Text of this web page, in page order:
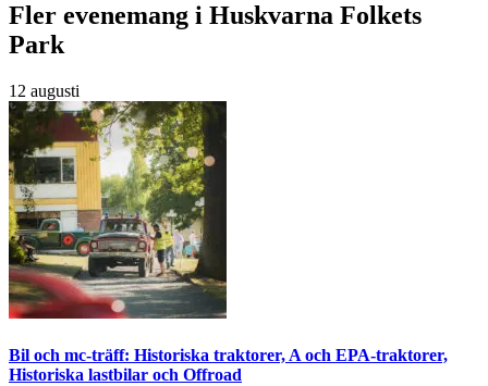
Fler evenemang i Huskvarna Folkets
Park
12 augusti
Bil och mc-träff: Historiska traktorer, A och EPA-traktorer,
Historiska lastbilar och Offroad